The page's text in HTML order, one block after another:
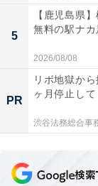
5
【鹿児島県
無料の駅ナ
2026/08/08
PR
リボ地獄か
ヶ月停止し
渋谷法務総合事